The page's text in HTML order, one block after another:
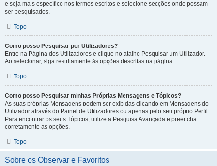
e seja mais específico nos termos escritos e selecione secções onde possam
ser pesquisados.
Topo
Como posso Pesquisar por Utilizadores?
Entre na Página dos Utilizadores e clique no atalho Pesquisar um Utilizador.
Ao selecionar, siga restritamente às opções descritas na página.
Topo
Como posso Pesquisar minhas Próprias Mensagens e Tópicos?
As suas próprias Mensagens podem ser exibidas clicando em Mensagens do
Utilizador através do Painel de Utilizadores ou apenas pelo seu próprio Perfil.
Para encontrar os seus Tópicos, utilize a Pesquisa Avançada e preencha
corretamente as opções.
Topo
Sobre os Observar e Favoritos